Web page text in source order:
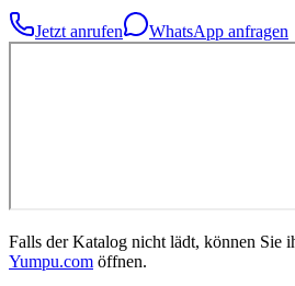
Jetzt anrufen WhatsApp anfragen
Falls der Katalog nicht lädt, können Sie
Yumpu.com öffnen.